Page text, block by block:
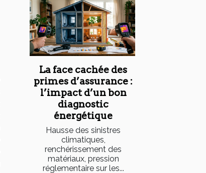
La face cachée des
primes d’assurance :
l’impact d’un bon
diagnostic
énergétique
Hausse des sinistres
climatiques,
renchérissement des
matériaux, pression
réglementaire sur les...